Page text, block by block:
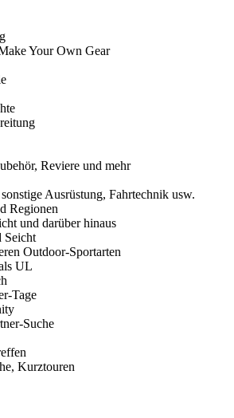
Your Own Gear
Reviere und mehr
Ausrüstung, Fahrtechnik usw.
Regionen
und darüber hinaus
Seicht
Outdoor-Sportarten
UL
Tage
Suche
Kurztouren